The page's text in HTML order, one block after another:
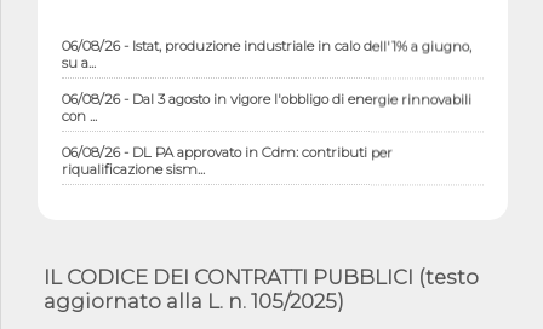
06/08/26 - Istat, produzione industriale in calo dell'1% a giugno,
su a...
06/08/26 - Dal 3 agosto in vigore l'obbligo di energie rinnovabili
con ...
06/08/26 - DL PA approvato in Cdm: contributi per
riqualificazione sism...
norme UE in m...
05/08/26 - DL Infrastrutture e PNRR è legge: approvata oggi la
IL CODICE DEI CONTRATTI PUBBLICI (testo
aggiornato alla L. n. 105/2025)